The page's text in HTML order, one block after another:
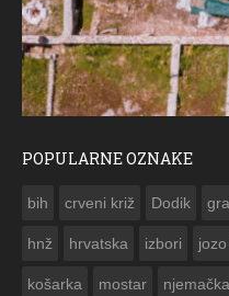
POPULARNE OZNAKE
bih crveni križ Dodik
hnž hrvatska izbori
košarka mostar njemačka